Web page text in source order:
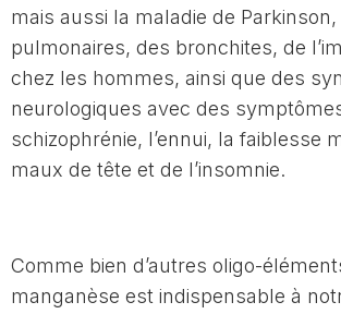
mais aussi la maladie de
pulmonaires, des bronchites, de
chez les hommes, ainsi que des
neurologiques avec des
schizophrénie, l’ennui, la faiblesse
maux de tête et de l’insomnie.
Comme bien d’autres oligo-
manganèse est indispensable à